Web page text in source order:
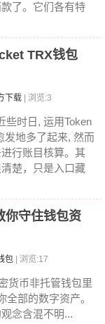
了。它们各有特
TRX钱包
下载 | 浏览:3
些时日, 运用Token
发地多了起来, 然而
行账目核算。其
楚，只是入口藏
你守住钱包资
包 | 浏览:17
货币非托管钱包里
全部的数字资产。
念含混不明...